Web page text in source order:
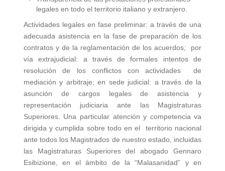
legales en todo el territorio italiano y extranjero.
Actividades legales en fase preliminar: a través de una
adecuada asistencia en la fase de preparación de los
contratos y de la reglamentación de los acuerdos; por
vía extrajudicial: a través de formales intentos de
resolución de los conflictos con actividades de
mediación y arbitraje; en sede judicial: a través de la
asunción de cargos legales de asistencia y
representación judiciaria ante las Magistraturas
Superiores. Una particular atención y competencia va
dirigida y cumplida sobre todo en el territorio nacional
ante todos los Magistrados de nuestro estado, incluidas
las Magistraturas Superiores del abogado Gennaro
Esibizione, en el ámbito de la “Malasanidad” y en